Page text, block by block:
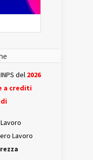
INPS del 2026
a crediti
Lavoro